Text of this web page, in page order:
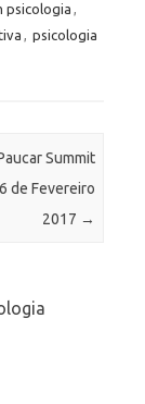
psicologia ,
, psicologia
Summit
de Fevereiro
2017 →